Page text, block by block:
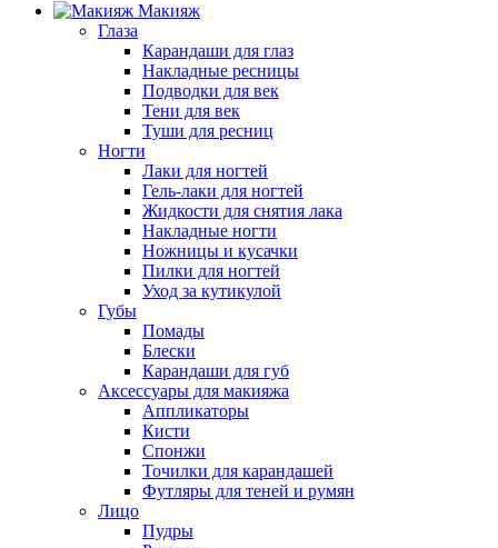
Макияж
Глаза
Карандаши для глаз
Накладные ресницы
Подводки для век
Тени для век
Туши для ресниц
Ногти
Лаки для ногтей
Гель-лаки для ногтей
Жидкости для снятия лака
Накладные ногти
Ножницы и кусачки
Пилки для ногтей
Уход за кутикулой
Губы
Помады
Блески
Карандаши для губ
Аксессуары для макияжа
Аппликаторы
Кисти
Спонжи
Точилки для карандашей
Футляры для теней и румян
Лицо
Пудры